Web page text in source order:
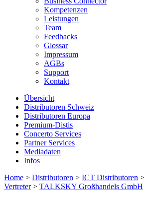
Kompetenzen
Leistungen
Team
Feedbacks
Glossar
Impressum
AGBs
Support
Kontakt
Übersicht
Distributoren Schweiz
Distributoren Europa
Premium-Distis
Concerto Services
Partner Services
Mediadaten
Infos
Home > Distributoren > ICT Distributoren >
Vertreter> TALKSKY Großhandels GmbH